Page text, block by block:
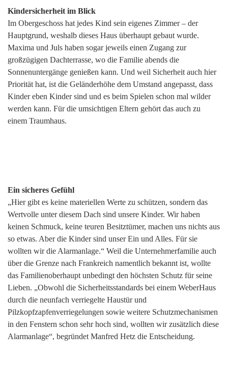
Kindersicherheit im Blick
Im Obergeschoss hat jedes Kind sein eigenes Zimmer – der
Hauptgrund, weshalb dieses Haus überhaupt gebaut wurde.
Maxima und Juls haben sogar jeweils einen Zugang zur
großzügigen Dachterrasse, wo die Familie abends die
Sonnenuntergänge genießen kann. Und weil Sicherheit auch hier
Priorität hat, ist die Geländerhöhe dem Umstand angepasst, dass
Kinder eben Kinder sind und es beim Spielen schon mal wilder
werden kann. Für die umsichtigen Eltern gehört das auch zu
einem Traumhaus.
Ein sicheres Gefühl
„Hier gibt es keine materiellen Werte zu schützen, sondern das
Wertvolle unter diesem Dach sind unsere Kinder. Wir haben
keinen Schmuck, keine teuren Besitztümer, machen uns nichts aus
so etwas. Aber die Kinder sind unser Ein und Alles. Für sie
wollten wir die Alarmanlage.“ Weil die Unternehmerfamilie auch
über die Grenze nach Frankreich namentlich bekannt ist, wollte
das Familienoberhaupt unbedingt den höchsten Schutz für seine
Lieben. „Obwohl die Sicherheitsstandards bei einem WeberHaus
durch die neunfach verriegelte Haustür und
Pilzkopfzapfenverriegelungen sowie weitere Schutzmechanismen
in den Fenstern schon sehr hoch sind, wollten wir zusätzlich diese
Alarmanlage“, begründet Manfred Hetz die Entscheidung.